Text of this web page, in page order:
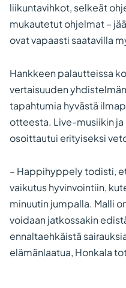
liikuntavihkot, selkeät
mukautetut ohjelmat –
ovat vapaasti saatavilla
Hankkeen palautteissa
vertaisuuden
tapahtumia hyvästä
otteesta. Live-musiikin
osoittautui erityiseksi
– Happihyppely todisti,
vaikutus hyvinvointiin,
minuutin jumpalla. Malli
voidaan jatkossakin
ennaltaehkäistä
elämänlaatua, Honkala